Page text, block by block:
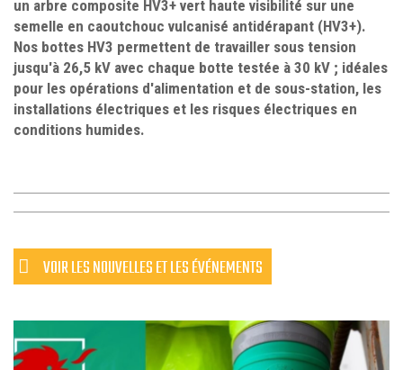
un arbre composite HV3+ vert haute visibilité sur une
semelle en caoutchouc vulcanisé antidérapant (HV3+).
Nos bottes HV3 permettent de travailler sous tension
jusqu'à 26,5 kV avec chaque botte testée à 30 kV ; idéales
pour les opérations d'alimentation et de sous-station, les
installations électriques et les risques électriques en
conditions humides.
VOIR LES NOUVELLES ET LES ÉVÉNEMENTS